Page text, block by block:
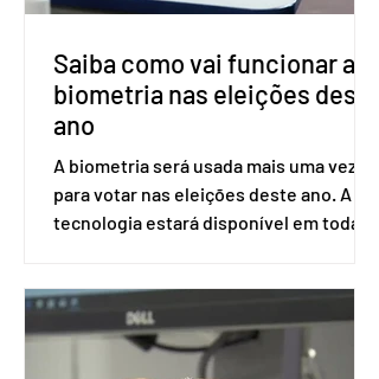
Conitec é um colegiado
Saiba como vai funcionar a
biometria nas eleições deste
ano
A biometria será usada mais uma vez
para votar nas eleições deste ano. A
tecnologia estará disponível em todas
Apesar da requisição, a biometria não é
obrigatória para exercer o direito ao
voto. Se o título estiver regular, o